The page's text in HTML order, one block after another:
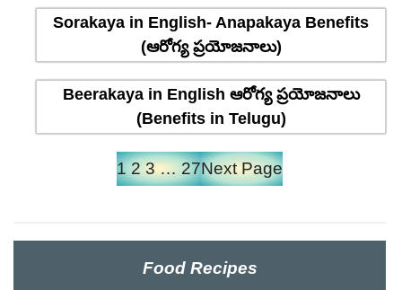
Sorakaya in English- Anapakaya Benefits
(ఆరోగ్య ప్రయోజనాలు)
Beerakaya in English ఆరోగ్య ప్రయోజనాలు
(Benefits in Telugu)
1 2 3 … 27Next Page
Food Recipes